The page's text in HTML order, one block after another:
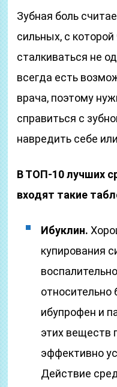
Зубная боль
сильных, с
сталкиваться не
всегда есть
врача, поэтому
справиться с
навредить себе
В ТОП-10 лучших
входят такие
Ибуклин.
купирования
ибупрофен и
этих веществ
эффективно
Действие